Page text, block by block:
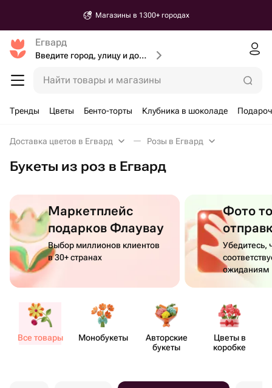
Магазины в 1300+ городах
Егвард
Введите город, улицу и дом доставки
Найти товары и магазины
Тренды Цветы Бенто-торты Клубника в шоколаде
Доставка цветов в Егвард Розы в Егвард
Букеты из роз в Егвард
Маркетплейс
подарков Флаувау
Выбор миллионов клиентов
в 30+ странах
Фото
Убедитесь,
ожиданиям
Все товары Моно​букеты
Авторские
букеты
Цветы в
коробке